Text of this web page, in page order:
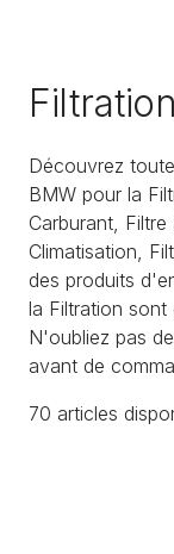
Découvrez
BMW pour la
Carburant,
Climatisation,
des produits
la Filtration sont
N'oubliez pas
avant de
70 articles